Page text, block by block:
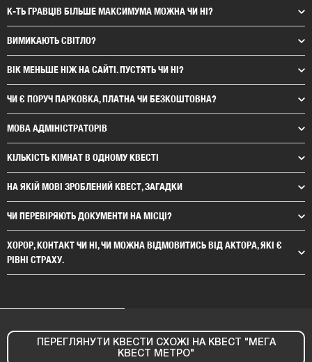
К-ТЬ ГРАВЦІВ БІЛЬШЕ МАКСИМУМА МОЖНА ЧИ НІ?
ВИМИКАЮТЬ СВІТЛО?
ВІК МЕНЬШЕ НІЖ НА САЙТІ. ПУСТЯТЬ ЧИ НІ?
ЧИ Є ПОРУЧ ПАРКОВКА, ПЛАТНА ЧИ БЕЗКОШТОВНА?
МОВА АДМІНІСТРАТОРІВ
КІЛЬКІСТЬ КІМНАТ В ОДНОМУ КВЕСТІ
НА ЯКІЙ МОВІ ЗРОБЛЕНИЙ КВЕСТ, ЗАГАДКИ
ЧИ ПЕРЕВІРЯЮТЬ ДОКУМЕНТИ НА МІСЦІ?
ХОРОР, КОНТАКТ ЧИ НІ, ЧИ МОЖНА ВІДМОВИТИСЬ ВІД АКТОРА, ЯКІ Є
РІВНІ СТРАХУ.
ПЕРЕГЛЯНУТИ КВЕСТИ СХОЖІ НА КВЕСТ "МЕГА
КВЕСТ МЕТРО"